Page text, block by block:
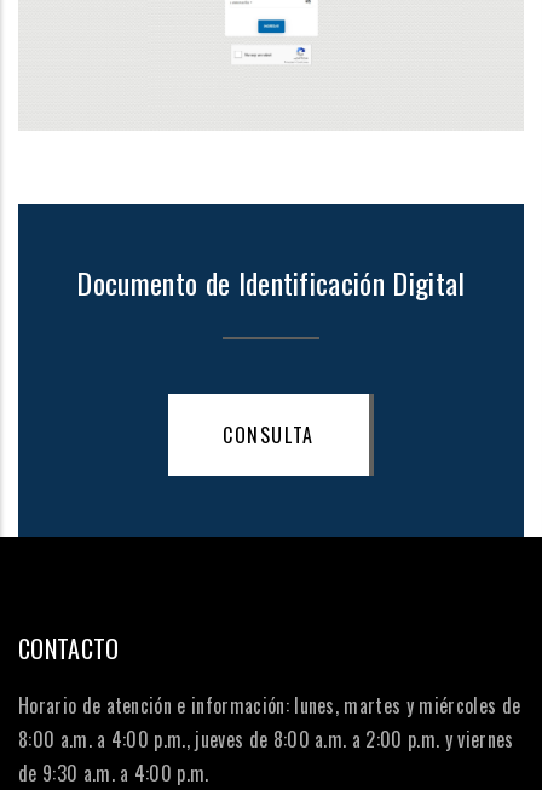
Documento de Identificación Digital
CONSULTA
CONTACTO
Horario de atención e información: lunes, martes y miércoles de
8:00 a.m. a 4:00 p.m., jueves de 8:00 a.m. a 2:00 p.m. y viernes
de 9:30 a.m. a 4:00 p.m.